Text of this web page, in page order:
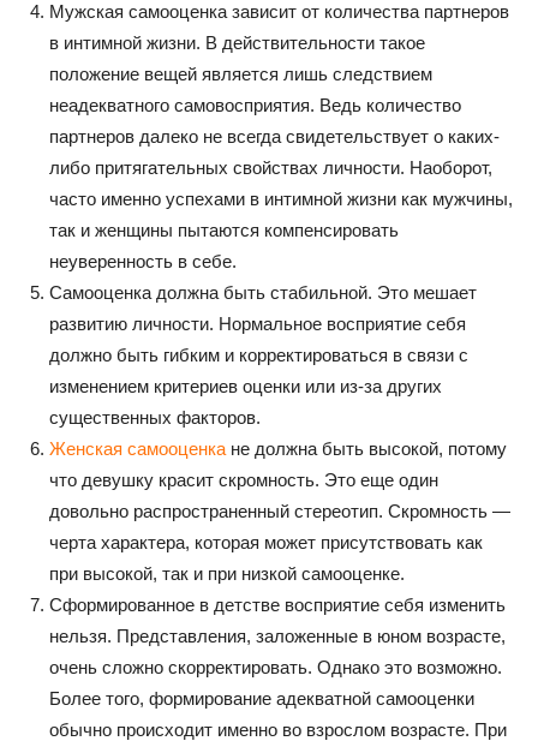
Мужская самооценка зависит от количества партнеров
в интимной жизни. В действительности такое
положение вещей является лишь следствием
неадекватного самовосприятия. Ведь количество
партнеров далеко не всегда свидетельствует о каких-
либо притягательных свойствах личности. Наоборот,
часто именно успехами в интимной жизни как мужчины,
так и женщины пытаются компенсировать
неуверенность в себе.
Самооценка должна быть стабильной. Это мешает
развитию личности. Нормальное восприятие себя
должно быть гибким и корректироваться в связи с
изменением критериев оценки или из-за других
существенных факторов.
Женская самооценка не должна быть высокой, потому
что девушку красит скромность. Это еще один
довольно распространенный стереотип. Скромность —
черта характера, которая может присутствовать как
при высокой, так и при низкой самооценке.
Сформированное в детстве восприятие себя изменить
нельзя. Представления, заложенные в юном возрасте,
очень сложно скорректировать. Однако это возможно.
Более того, формирование адекватной самооценки
обычно происходит именно во взрослом возрасте. При